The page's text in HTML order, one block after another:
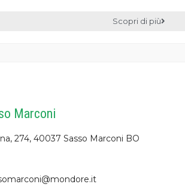
Scopri di più
Marconi
274, 40037 Sasso Marconi BO